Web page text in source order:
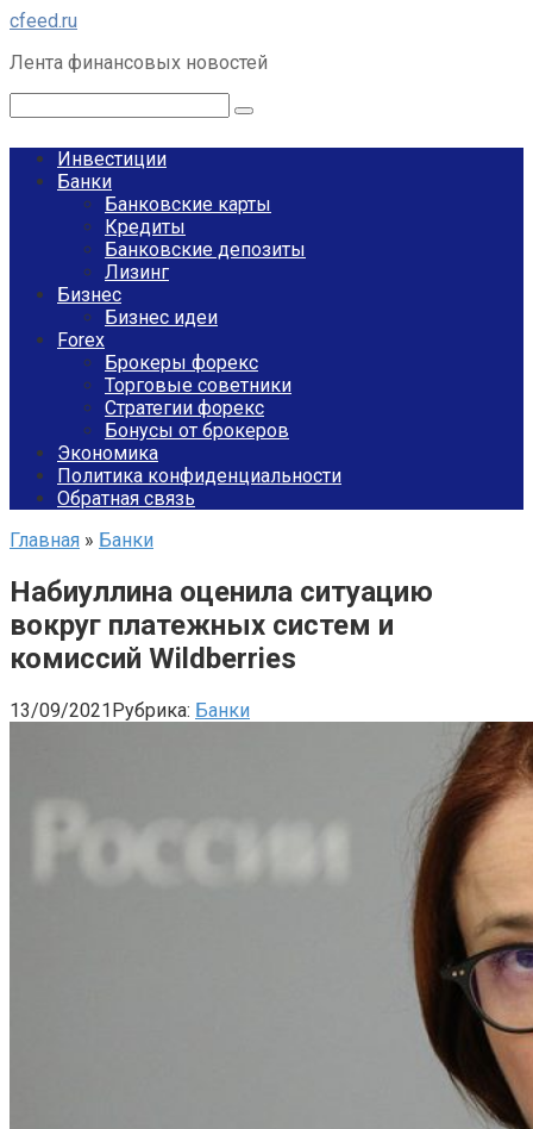
Перейти
контенту
cfeed.ru
Лента финансовых новостей
Инвестиции
Банки
Банковские карты
Кредиты
Банковские депозиты
Лизинг
Бизнес
Бизнес идеи
Forex
Брокеры форекс
Торговые советники
Стратегии форекс
Бонусы от брокеров
Экономика
Политика конфиденциальности
Обратная связь
Главная » Банки
Набиуллина оценила ситуацию
вокруг платежных систем и
комиссий Wildberries
13/09/2021Рубрика: Банки